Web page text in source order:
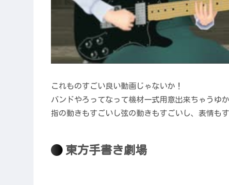
これものすごい良い動画じゃないか！
バンドやろってなって機材一式用意出来ちゃうゆ
指の動きもすごいし弦の動きもすごいし、表情も
東方手書き劇場